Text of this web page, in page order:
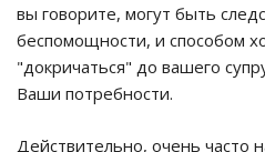
вы говорите, могут быть
беспомощности, и способом
"докричаться" до вашего
Ваши потребности.
Действительно, очень часто